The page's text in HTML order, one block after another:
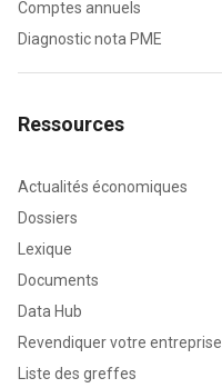
Comptes annuels
Diagnostic nota PME
Ressources
Actualités économiques
Dossiers
Lexique
Documents
Data Hub
Revendiquer votre entreprise
Liste des greffes